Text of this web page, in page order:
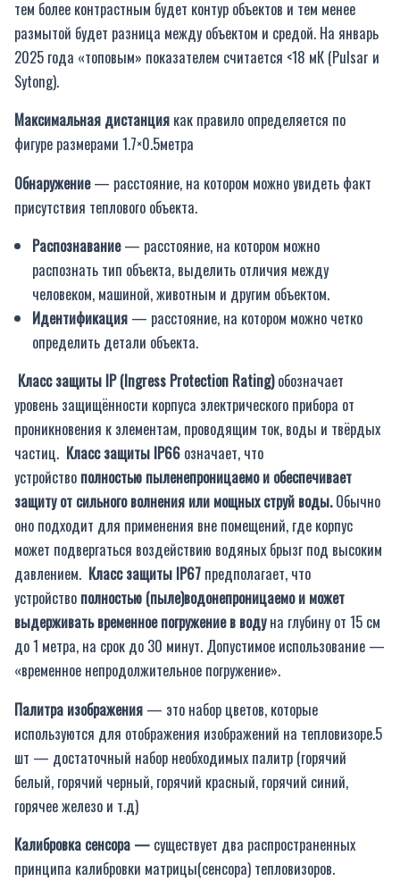
тем более контрастным будет контур объектов и тем менее
размытой будет разница между объектом и средой. На январь
2025 года «топовым» показателем считается <18 мК (Pulsar и
Sytong).
Максимальная дистанция как правило определяется по
фигуре размерами 1.7×0.5метра
Обнаружение— расстояние, на котором можно увидеть факт
присутствия теплового объекта.
Распознавание— расстояние, на котором можно
распознать тип объекта, выделить отличия между
человеком, машиной, животным и другим объектом.
Идентификация — расстояние, на котором можно четко
определить детали объекта.
Класс защиты IP (Ingress Protection Rating)обозначает
уровень защищённости корпуса электрического прибора от
проникновения к элементам, проводящим ток, воды и твёрдых
частиц. Класс защиты IP66 означает, что
устройство полностью пыленепроницаемо и обеспечивает
защиту от сильного волнения или мощных струй воды.Обычно
оно подходит для применения вне помещений, где корпус
может подвергаться воздействию водяных брызг под высоким
давлением. Класс защиты IP67 предполагает, что
устройство полностью (пыле)водонепроницаемо и может
выдерживать временное погружение в водуна глубину от 15 см
до 1 метра, на срок до 30 минут. Допустимое использование —
«временное непродолжительное погружение».
Палитра изображения — это набор цветов, которые
используются для отображения изображений на тепловизоре.5
шт — достаточный набор необходимых палитр (горячий
белый, горячий черный, горячий красный, горячий синий,
горячее железо и т.д)
Калибровка сенсора — существует два распространенных
принципа калибровки матрицы(сенсора) тепловизоров.